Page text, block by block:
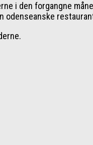
i den forgangne